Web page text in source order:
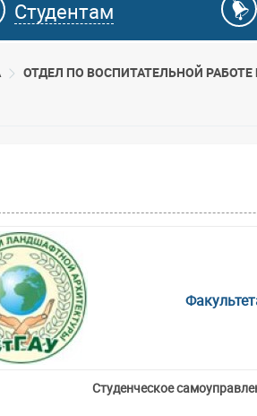
Студентам
ОТДЕЛ ПО ВОСПИТАТЕЛЬНОЙ
Студенческое